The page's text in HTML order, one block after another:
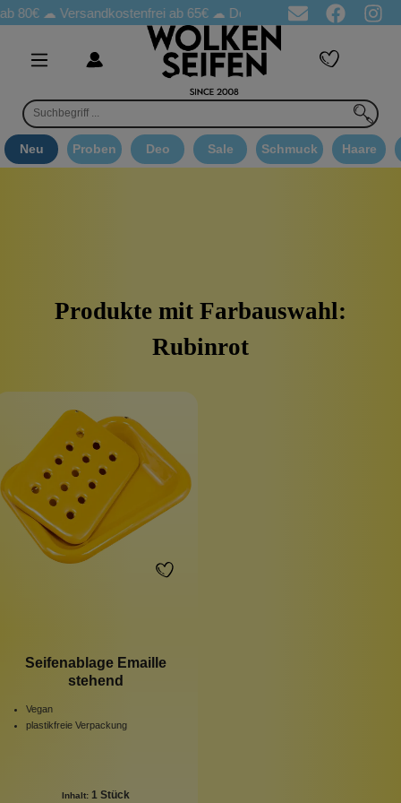
80€ ☁Versandkostenfrei ab 65€☁ Deo Proben in jeder Bestellung
Neu Proben Deo Sale Schmuck Haare
Produkte mit Farbauswahl:
Rubinrot
Seifenablage Emaille
stehend
Vegan
plastikfreie Verpackung
Inhalt: 1 Stück